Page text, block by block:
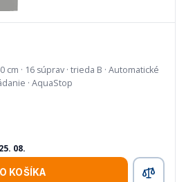
súprav · trieda B · Automatické
otvorenie dverí · WiFi ovládanie · AquaStop
25. 08.
KOŠÍKA